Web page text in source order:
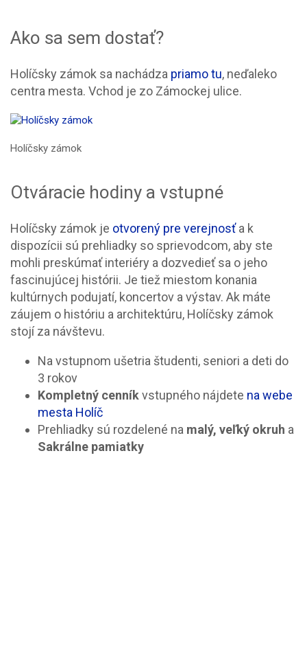
Ako sa sem dostať?
Holíčsky zámok sa nachádza priamo tu, neďaleko
centra mesta. Vchod je zo Zámockej ulice.
Holíčsky zámok
Otváracie hodiny a vstupné
Holíčsky zámok je otvorený pre verejnosťa k
dispozícii sú prehliadky so sprievodcom, aby ste
mohli preskúmať interiéry a dozvedieť sa o jeho
fascinujúcej histórii. Je tiež miestom konania
kultúrnych podujatí, koncertov a výstav. Ak máte
záujem o históriu a architektúru, Holíčsky zámok
stojí za návštevu.
Na vstupnom ušetria študenti, seniori a deti do
3 rokov
Kompletný cenníkvstupného nájdete na webe
mesta Holíč
Prehliadky sú rozdelené na malý, veľký okruh a
Sakrálne pamiatky